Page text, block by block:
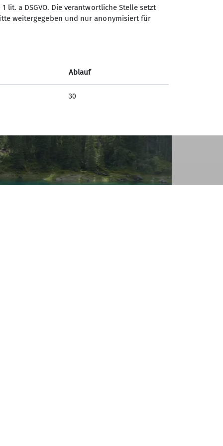
a DSGVO. Die verantwortliche Stelle setzt
weitergegeben und nur anonymisiert für
Ablauf
30